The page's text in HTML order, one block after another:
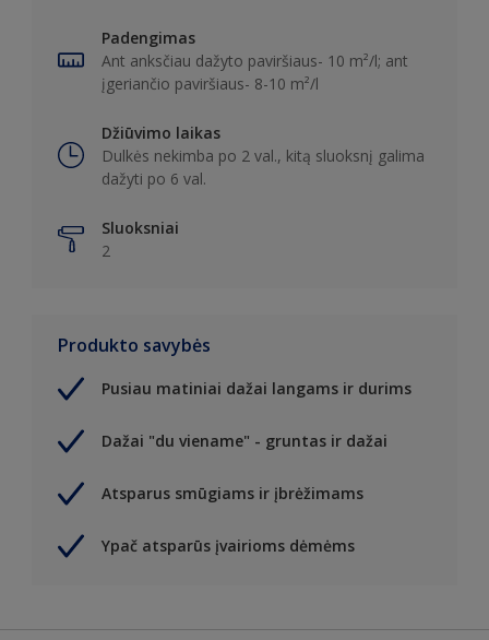
Padengimas
Ant anksčiau dažyto paviršiaus- 10 m²/l; ant
įgeriančio paviršiaus- 8-10 m²/l
Džiūvimo laikas
Dulkės nekimba po 2 val., kitą sluoksnį galima
dažyti po 6 val.
Sluoksniai
2
Produkto savybės
Pusiau matiniai dažai langams ir durims
Dažai "du viename" - gruntas ir dažai
Atsparus smūgiams ir įbrėžimams
Ypač atsparūs įvairioms dėmėms